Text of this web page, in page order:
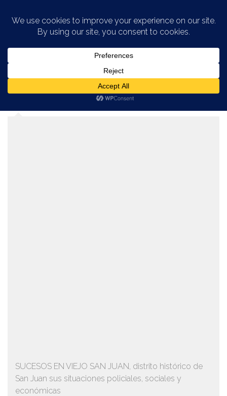
SUCESOS EN VIEJO SAN
JUAN
SUCESOS EN VIEJO SAN JUAN, distrito histórico de
San Juan sus situaciones policiales, sociales y
económicas